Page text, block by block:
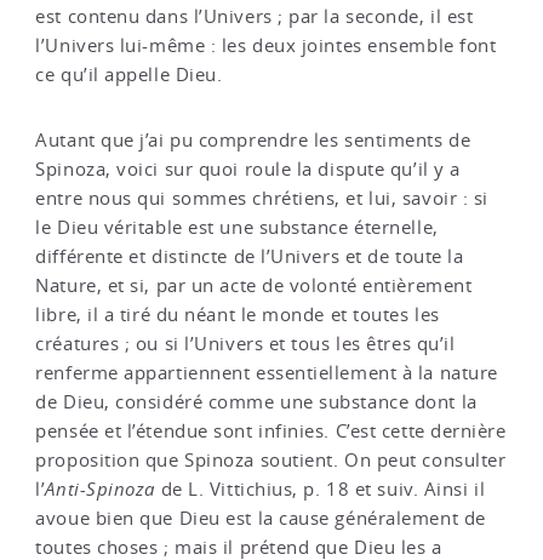
est contenu dans l’Univers ; par la seconde, il est
l’Univers lui-même : les deux jointes ensemble font
ce qu’il appelle Dieu.
Autant que j’ai pu comprendre les sentiments de
Spinoza, voici sur quoi roule la dispute qu’il y a
entre nous qui sommes chrétiens, et lui, savoir : si
le Dieu véritable est une substance éternelle,
différente et distincte de l’Univers et de toute la
Nature, et si, par un acte de volonté entièrement
libre, il a tiré du néant le monde et toutes les
créatures ; ou si l’Univers et tous les êtres qu’il
renferme appartiennent essentiellement à la nature
de Dieu, considéré comme une substance dont la
pensée et l’étendue sont infinies. C’est cette dernière
proposition que Spinoza soutient. On peut consulter
l’Anti-Spinoza de L. Vittichius, p. 18 et suiv. Ainsi il
avoue bien que Dieu est la cause généralement de
toutes choses ; mais il prétend que Dieu les a